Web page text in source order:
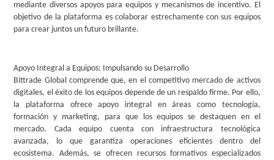
mediante diversos apoyos para equipos y mecanismos de incentivo. El
objetivo de la plataforma es colaborar estrechamente con sus equipos
para crear juntos un futuro brillante.
Apoyo Integral a Equipos: Impulsando su Desarrollo
Bittrade Global comprende que, en el competitivo mercado de activos
digitales, el éxito de los equipos depende de un respaldo firme. Por ello,
la plataforma ofrece apoyo integral en áreas como tecnología,
formación y marketing, para que los equipos se destaquen en el
mercado. Cada equipo cuenta con infraestructura tecnológica
avanzada, lo que garantiza operaciones eficientes dentro del
ecosistema. Además, se ofrecen recursos formativos especializados